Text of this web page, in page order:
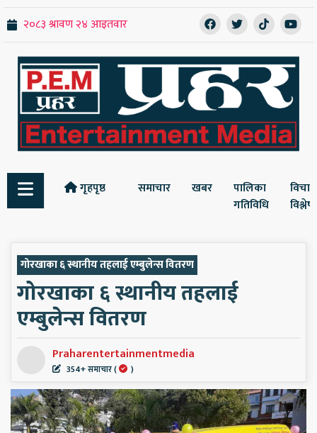
गृहपृष्ठ समाचार खबर
पालिका
गतिविधि
गोरखाका ६ स्थानीय तहलाई एम्बुलेन्स वितरण
गोरखाका ६ स्थानीय तहलाई
एम्बुलेन्स वितरण
Praharentertainmentmedia
354+ समाचार ( )